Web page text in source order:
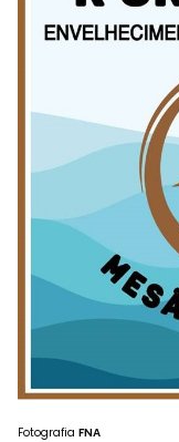
Fotografia FNA